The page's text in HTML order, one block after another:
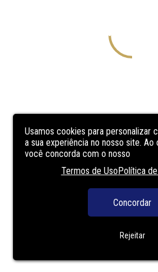
Usamos cookies para personalizar
a sua experiência no nosso site. Ao
você concorda com o nosso
Termos de UsoPolítica
Concordar
Rejeitar